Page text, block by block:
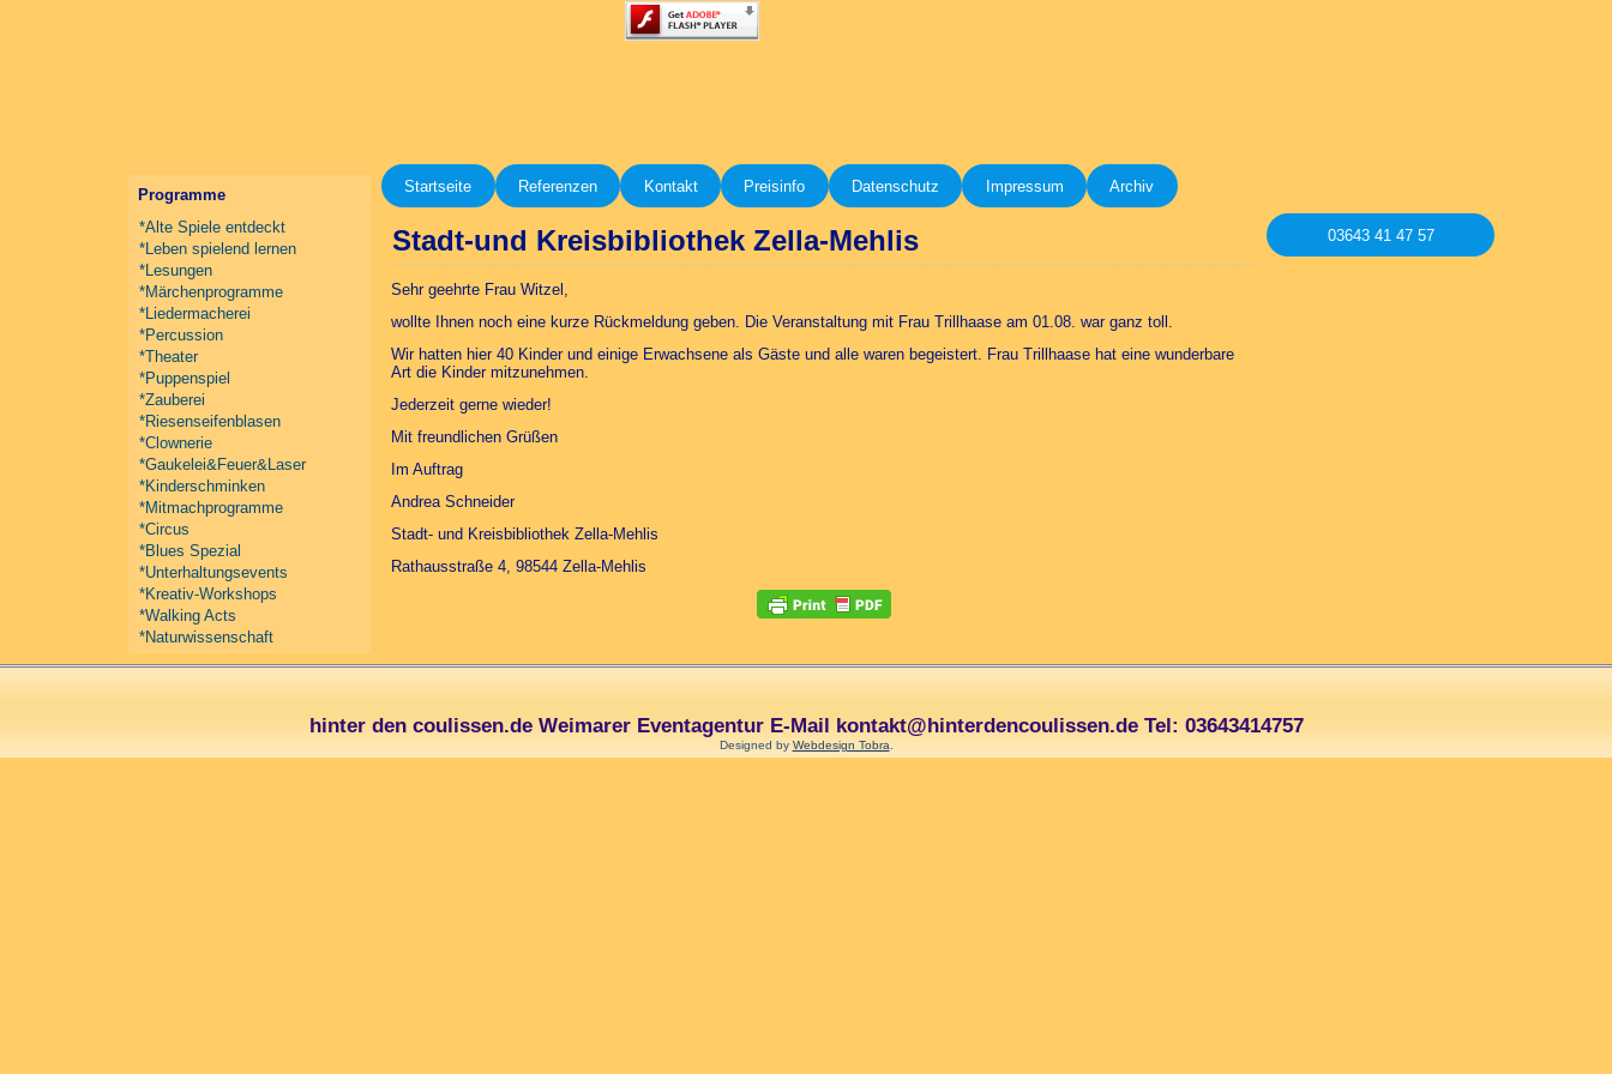
Programme
*Alte Spiele entdeckt
*Leben spielend lernen
*Lesungen
*Märchenprogramme
*Liedermacherei
*Percussion
*Theater
*Puppenspiel
*Zauberei
*Riesenseifenblasen
*Clownerie
*Gaukelei&Feuer&Laser
*Kinderschminken
*Mitmachprogramme
*Circus
*Blues Spezial
*Unterhaltungsevents
*Kreativ-Workshops
*Walking Acts
*Naturwissenschaft
Startseite Referenzen Kontakt Preisinfo Datenschutz Impressum Archiv
Stadt-und Kreisbibliothek Zella-Mehlis
Sehr geehrte Frau Witzel,
wollte Ihnen noch eine kurze Rückmeldung geben. Die Veranstaltung mit Frau Trillhaase am 01.08. war ganz toll.
Wir hatten hier 40 Kinder und einige Erwachsene als Gäste und alle waren begeistert. Frau Trillhaase hat eine wunderbare
Art die Kinder mitzunehmen.
Jederzeit gerne wieder!
Mit freundlichen Grüßen
Im Auftrag
Andrea Schneider
Stadt- und Kreisbibliothek Zella-Mehlis
Rathausstraße 4, 98544 Zella-Mehlis
03643 41 47 57
hinter den coulissen.de Weimarer Eventagentur E-Mail kontakt@hinterdencoulissen.de Tel: 03643414757
Designed by Webdesign Tobra